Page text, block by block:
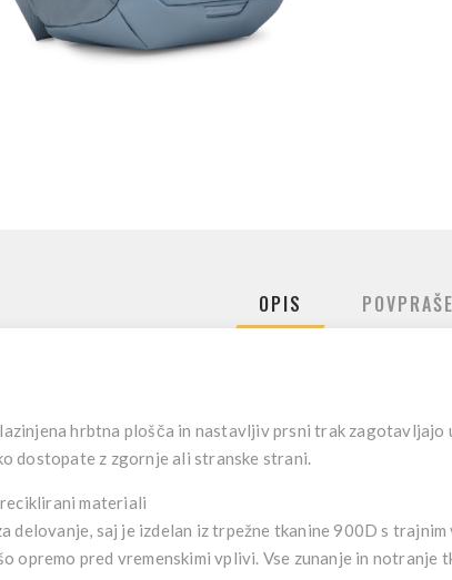
OPIS
hrbtna plošča in nastavljiv prsni trak
dostopate z zgornje ali stranske strani.
materiali
delovanje, saj je izdelan iz trpežne tkanine 900D s
opremo pred vremenskimi vplivi. Vse zunanje in notranje